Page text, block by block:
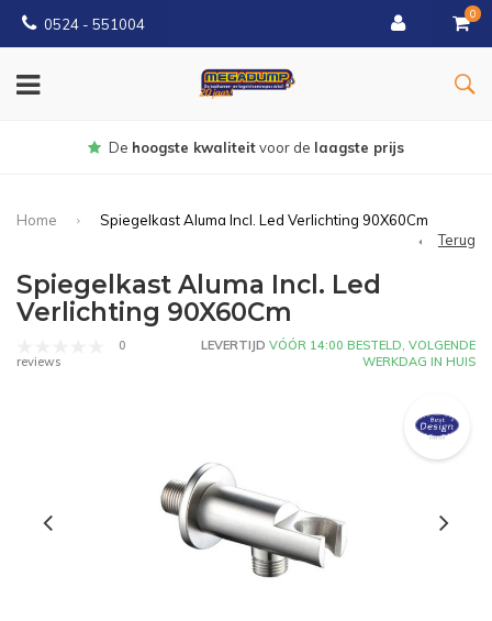
0524 - 551004
0
Gratisbezorgd vanaf €150
Home
Spiegelkast Aluma Incl. Led Verlichting 90X60Cm
Terug
Spiegelkast Aluma Incl. Led
Verlichting 90X60Cm
0
reviews
LEVERTIJD VÓÓR 14:00 BESTELD, VOLGENDE
WERKDAG IN HUIS